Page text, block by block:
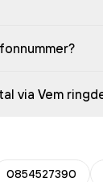
via Vem
0854527390